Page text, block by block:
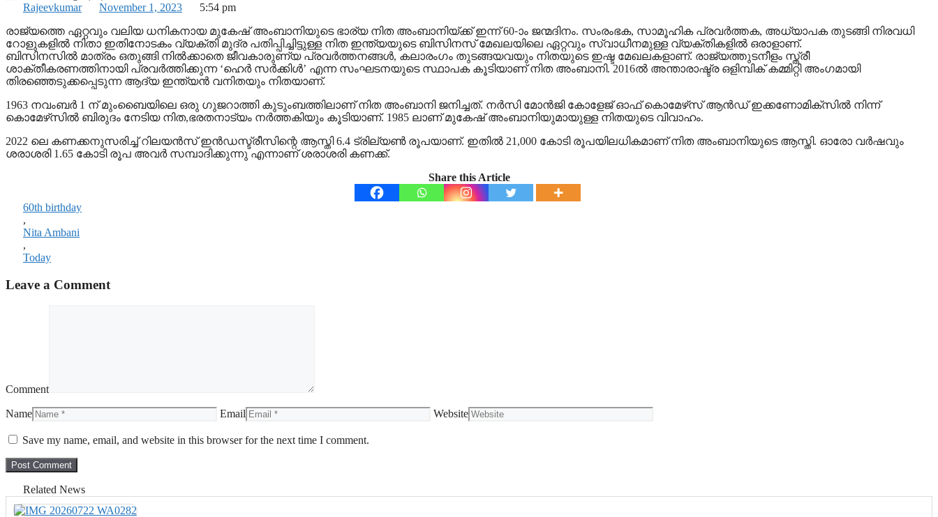
Rajeevkumar November 1, 2023
5:54 pm
രാജ്യത്തെ ഏറ്റവും വലിയ ധനികനായ മുകേഷ് അംബാനിയുടെ ഭാര്യ നിത അംബാനിയ്ക്ക് ഇന്ന് 60-‍ാം ജന്മദിനം. സംരംഭക, സാമൂഹിക പ്രവർത്തക, അധ്യാപക തുടങ്ങി നിരവധി
റോളുകളിൽ നിതാ ഇതിനോടകം വ്യക്തി മുദ്ര പതിപ്പിച്ചിട്ടുള്ള നിത ഇന്ത്യയുടെ ബിസിനസ് മേഖലയിലെ ഏറ്റവും സ്വാധീനമുള്ള വ്യക്തികളിൽ ഒരാളാണ്.
ബിസിനസിൽ മാത്രം ഒതുങ്ങി നിൽക്കാതെ ജീവകാരുണ്യ പ്രവർത്തനങ്ങൾ, കലാരംഗം തുടങ്ങയവയും നിതയുടെ ഇഷ്ട മേഖലകളാണ്. രാജ്യത്തുടനീളം സ്ത്രീ
ശാക്തീകരണത്തിനായി പ്രവർത്തിക്കുന്ന ‘ഹെർ സർക്കിൾ’ എന്ന സംഘടനയുടെ സ്ഥാപക കൂടിയാണ് നിത അംബാനി. 2016ൽ അന്താരാഷ്ട്ര ഒളിമ്പിക് കമ്മിറ്റി അംഗമായി
തിരഞ്ഞെടുക്കപ്പെടുന്ന ആദ്യ ഇന്ത്യൻ വനിതയും നിതയാണ്.
1963 നവംബർ 1 ന് മുംബൈയിലെ ഒരു ഗുജറാത്തി കുടുംബത്തിലാണ് നിത അംബാനി ജനിച്ചത്. നർസി മോൻജി കോളേജ് ഓഫ് കൊമേഴ്‌സ് ആൻഡ് ഇക്കണോമിക്‌സിൽ നിന്ന്
കൊമേഴ്‌സിൽ ബിരുദം നേടിയ നിത,ഭരതനാട്യം നർത്തകിയും കൂടിയാണ്. 1985 ലാണ് മുകേഷ് അംബാനിയുമായുള്ള നിതയുടെ വിവാഹം.
2022 ലെ കണക്കനുസരിച്ച് റിലയൻസ് ഇൻഡസ്ട്രീസിന്റെ ആസ്തി 6.4 ട്രില്യൺ രൂപയാണ്. ഇതിൽ 21,000 കോടി രൂപയിലധികമാണ് നിത അംബാനിയുടെ ആസ്തി. ഓരോ വർഷവും
ശരാശരി 1.65 കോടി രൂപ അവർ സമ്പാദിക്കുന്നു എന്നാണ് ശരാശരി കണക്ക്.
Share this Article
60th birthday
,
Nita Ambani
,
Today
Leave a Comment
Comment
Name Email Website
Save my name, email, and website in this browser for the next time I comment.
Related News